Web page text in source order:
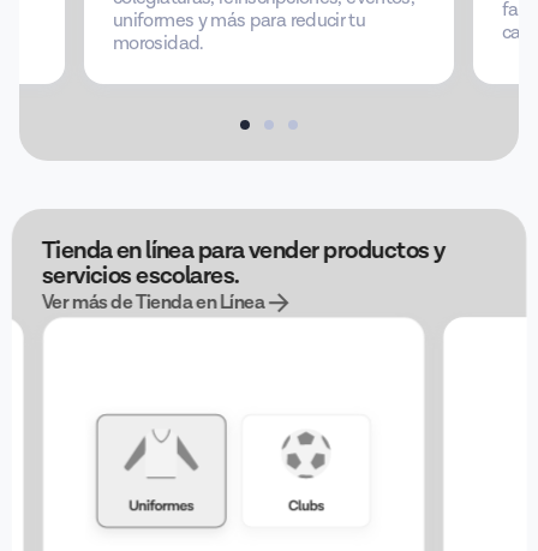
uniformes y más para reducir tu
morosidad.
Tienda en línea para vender productos y
servicios escolares.
Ver más de Tienda en Línea